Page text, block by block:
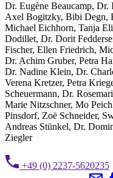
Dr. Eugène Beaucamp,
Axel Bogitzky, Bibi Degn,
Michael Eichhorn, Tanja
Dodillet, Dr. Dorit
Fischer, Ellen Friedrich,
Dr. Achim Gruber, Petra
Dr. Nadine Klein, Dr.
Verena Kretzer, Petra
Scheuermann, Dr.
Marie Nitzschner, Mo
Pinsdorf, Zoë Schneider,
Andreas Stünkel, Dr.
Ziegler
+49 (0) 2237-5620235